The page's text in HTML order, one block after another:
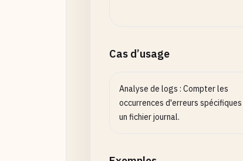
Cas d’usage
Analyse de logs : Compter les
occurrences d'erreurs spécifiques
un fichier journal.